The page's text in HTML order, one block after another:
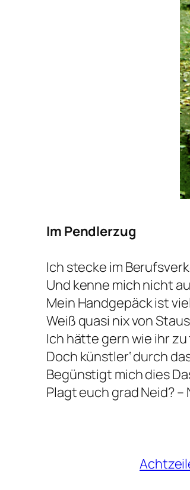
Im Pendlerzug
Ich stecke im
Und kenne mich nicht
Mein Handgepäck ist
Weiß quasi nix von Staus
Ich hätte gern wie ihr
Doch künstler‘ durch
Begünstigt mich dies
Plagt euch grad Neid? –